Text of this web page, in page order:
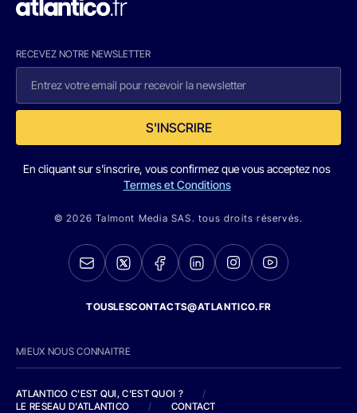
RECEVEZ NOTRE NEWSLETTER
S'INSCRIRE
En cliquant sur s'inscrire, vous confirmez que vous acceptez nos
Termes et Conditions
© 2026 Talmont Media SAS. tous droits réservés.
TOUSLESCONTACTS@ATLANTICO.FR
MIEUX NOUS CONNAITRE
ATLANTICO C'EST QUI, C'EST QUOI ?
/
LE RESEAU D'ATLANTICO
/ CONTACT